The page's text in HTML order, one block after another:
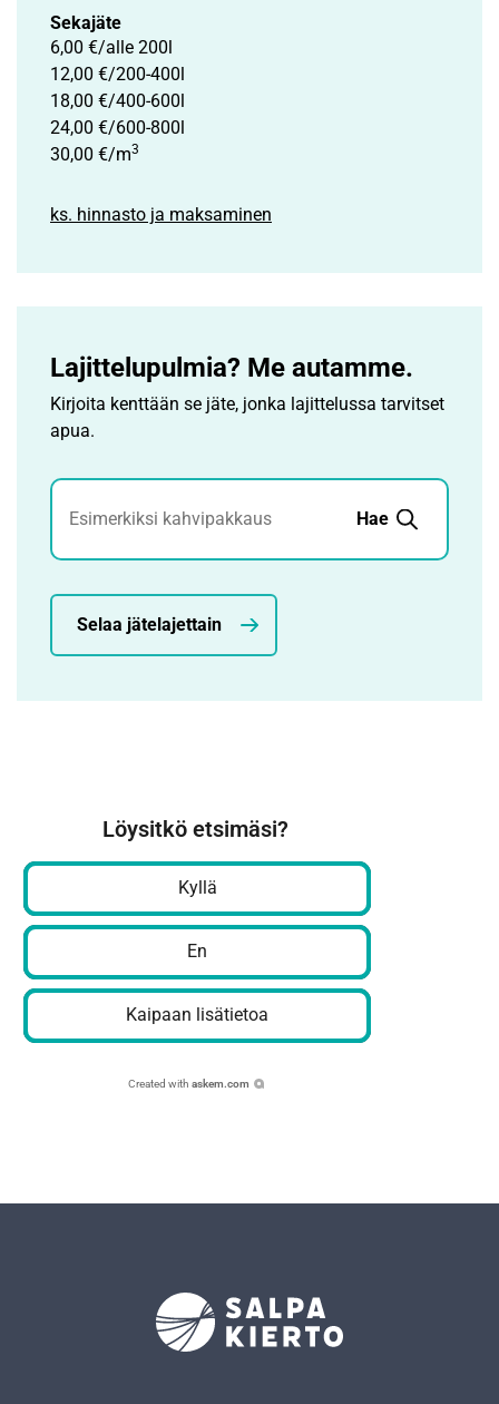
Sekajäte
6,00 €/alle 200l
12,00 €/200-400l
18,00 €/400-600l
24,00 €/600-800l
30,00 €/m3
ks. hinnasto ja maksaminen
Lajittelupulmia? Me autamme.
Kirjoita kenttään se jäte, jonka lajittelussa tarvitset
apua.
Jätehaku
Hae
Selaa jätelajettain
Löysitkö etsimäsi?
Kyllä
En
Kaipaan lisätietoa
Created with askem.com